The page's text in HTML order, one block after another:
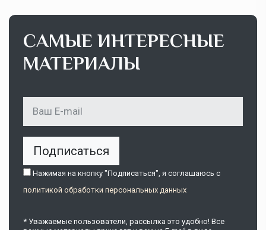
САМЫЕ ИНТЕРЕСНЫЕ
МАТЕРИАЛЫ
Подписаться
Нажимая на кнопку "Подписаться", я соглашаюсь c
политикой обработки персональных данных
* Уважаемые пользователи, рассылка это удобно! Все